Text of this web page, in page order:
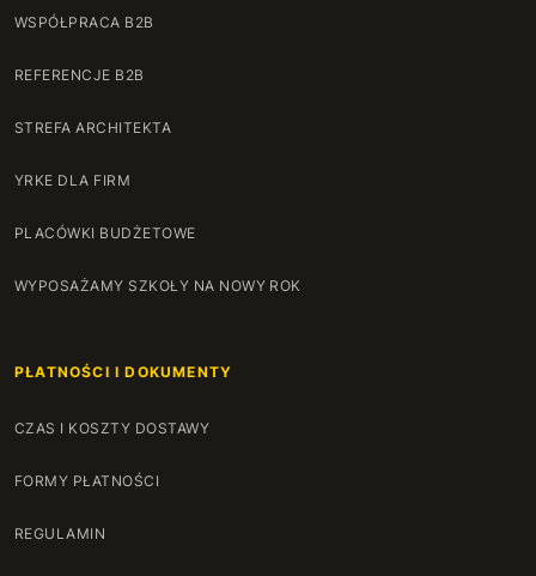
WSPÓŁPRACA B2B
REFERENCJE B2B
STREFA ARCHITEKTA
YRKE DLA FIRM
PLACÓWKI BUDŻETOWE
WYPOSAŻAMY SZKOŁY NA NOWY ROK
PŁATNOŚCI I DOKUMENTY
CZAS I KOSZTY DOSTAWY
FORMY PŁATNOŚCI
REGULAMIN